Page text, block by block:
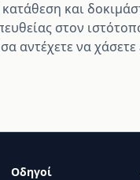
κατάθεση και
στον
αντέχετε να
Οδηγοί